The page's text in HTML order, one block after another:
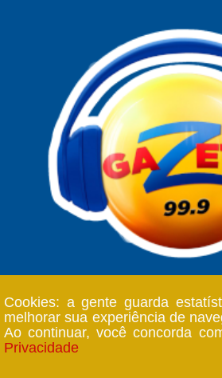
Cookies: a gente guarda
melhorar sua experiência de
Ao continuar, você concorda
Privacidade
Copyright © 2018 Rádio Gazeta